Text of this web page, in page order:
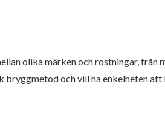
olika märken och rostningar, från
och vill ha enkelheten att